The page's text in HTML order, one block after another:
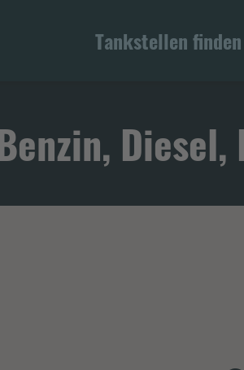
Tankstellen finden
Diesel,